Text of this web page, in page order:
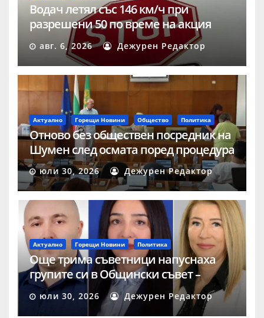
Водач летял със 146 км/ч при
разрешени 50 по време на акция
„Скорост“ в Шумен
авг. 6, 2026 Дежурен Редактор
Актуално Горещи Новини Общество Политика
Отново без обществен посредник на
Шумен след осмата поред процедура
юли 30, 2026 Дежурен Редактор
Актуално Горещи Новини Политика
Още трима съветници напуснаха
групите си в Общински съвет –
Шумен
юли 30, 2026 Дежурен Редактор